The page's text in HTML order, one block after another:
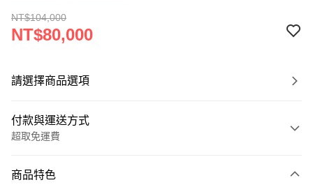
NT$104,000
NT$80,000
請選擇商品選項
付款與運送方式
超取免運費
信用卡一次付款
商品特色